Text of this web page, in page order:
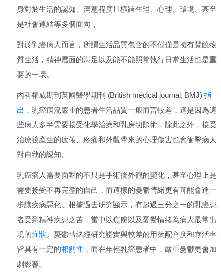
身對於生活的認知、滿意程度且橫跨生理、心理、環境、甚至
是社會連結等多個面向，
對於乳癌病人而言，所謂生活品質包含的不僅僅是擁有豐饒物
質生活，精神層面的滿足以及能不能照常執行日常生活也是重
要的一環。
內科權威期刊英國醫學期刊 (British medical journal, BMJ) 指
出 ，乳癌病況嚴重的患者生活品質一般而言較差，這是因為這
些病人多半需要接受化學治療和乳房切除術，除此之外，接受
治療後產生的疲倦、疼痛和外觀帶來的心理傷害也會衝擊病人
對自我的認知。
乳癌病人需要面對的不只是手術後外觀的變化，甚至心理上是
需要接受不再完整的自己，而這樣的憂鬱情緒更有可能會進一
步讓疾病惡化。根據過去研究顯示，有超過三分之一的乳癌患
者受到精神疾患之苦，當中以焦慮以及憂鬱情緒為病人最常出
現的症狀。憂鬱情緒經研究證實與較差的用藥配合度和存活率
皆具有一定的相關性 ，而在年輕乳癌患者中，嚴重憂鬱更會加
劇影響。